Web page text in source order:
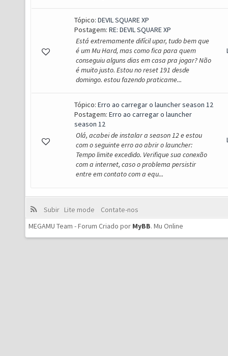
Tópico: DEVIL SQUARE XP
Postagem: RE: DEVIL SQUARE XP
Está extremamente difícil upar, tudo bem que
é um Mu Hard, mas como fica para quem
conseguiu alguns dias em casa pra jogar? Não
é muito justo. Estou no reset 191 desde
domingo. estou fazendo praticame...
Tópico: Erro ao carregar o launcher season 12
Postagem: Erro ao carregar o launcher
season 12
Olá, acabei de instalar a season 12 e estou
com o seguinte erro ao abrir o launcher:
Tempo limite excedido. Verifique sua conexão
com a internet, caso o problema persistir
entre em contato com a equ...
Subir Lite mode
Contate-nos
MEGAMU Team - Forum Criado por MyBB. Mu Online